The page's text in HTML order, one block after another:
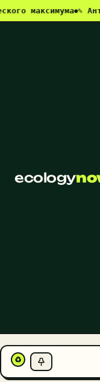
●✎
ecology
♻